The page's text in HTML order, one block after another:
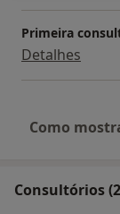
Primeira
Detalhes
Como
Consultórios